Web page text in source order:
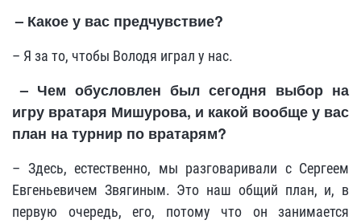
– Какое у вас предчувствие?
– Я за то, чтобы Володя играл у нас.
– Чем обусловлен был сегодня выбор на
игру вратаря Мишурова, и какой вообще у вас
план на турнир по вратарям?
– Здесь, естественно, мы разговаривали с Сергеем
Евгеньевичем Звягиным. Это наш общий план, и, в
первую очередь, его, потому что он занимается